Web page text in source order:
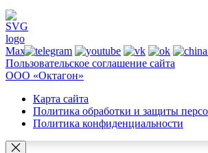
Пользовательское соглашение сайта
ООО «Октагон»
Карта сайта
Политика обработки и защиты
Политика конфиденциальности